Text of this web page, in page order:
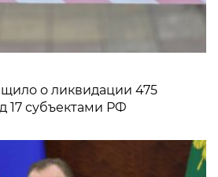
о ликвидации 475
17 субъектами РФ